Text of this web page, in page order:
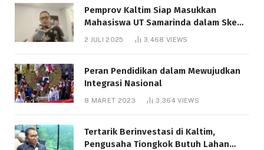
Pemprov Kaltim Siap Masukkan
Mahasiswa UT Samarinda dalam Skema
Bantuan Pendidikan Gratispol
2 JULI 2025 3,468 VIEWS
Peran Pendidikan dalam Mewujudkan
Integrasi Nasional
8 MARET 2023 3,364VIEWS
Tertarik Berinvestasi di Kaltim,
Pengusaha Tiongkok Butuh Lahan